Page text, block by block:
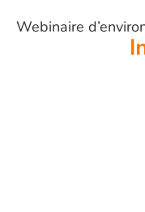
Webinaire